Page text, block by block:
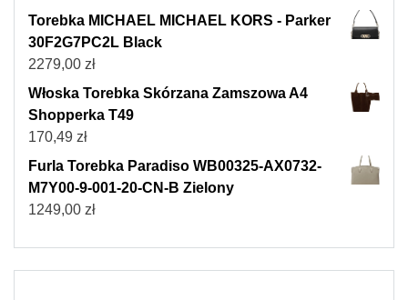
Torebka MICHAEL MICHAEL KORS - Parker
30F2G7PC2L Black
2279,00 zł
Włoska Torebka Skórzana Zamszowa A4
Shopperka T49
170,49 zł
Furla Torebka Paradiso WB00325-AX0732-
M7Y00-9-001-20-CN-B Zielony
1249,00 zł